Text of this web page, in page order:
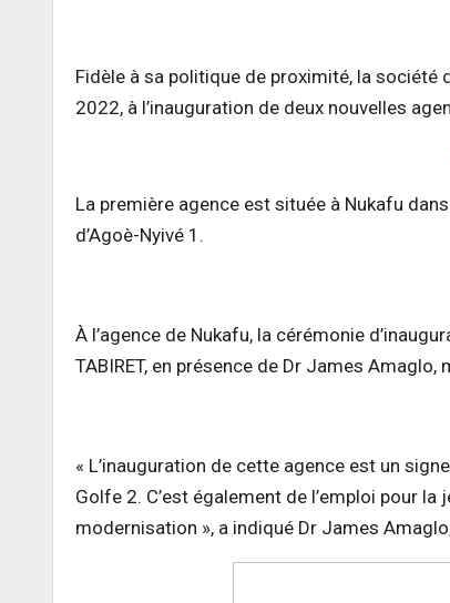
Fidèle à sa politique de proximité, la
2022, à l’inauguration de deux nouvelles
La première agence est située à Nukafu
d’Agoè-Nyivé 1.
À l’agence de Nukafu, la cérémonie
TABIRET, en présence de Dr James
« L’inauguration de cette agence est un
Golfe 2. C’est également de l’emploi pour
modernisation », a indiqué Dr James